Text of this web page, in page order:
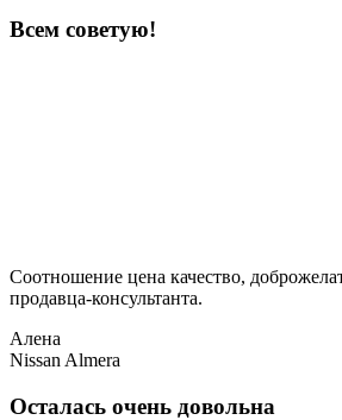
Всем советую!
Соотношение цена качество,
продавца-консультанта.
Алена
Nissan Almera
Осталась очень довольна